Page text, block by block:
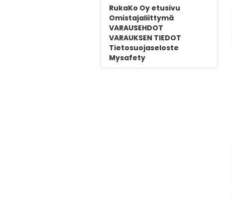
RukaKo Oy etusivu
Omistajaliittymä
VARAUSEHDOT
VARAUKSEN TIEDOT
Tietosuojaseloste
Mysafety